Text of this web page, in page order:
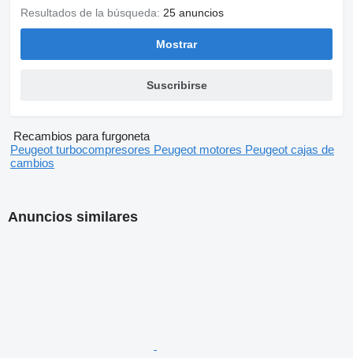
Resultados de la búsqueda: 25 anuncios
Mostrar
Suscribirse
Recambios para furgoneta
Peugeot turbocompresores Peugeot motores Peugeot cajas de
cambios
Anuncios similares